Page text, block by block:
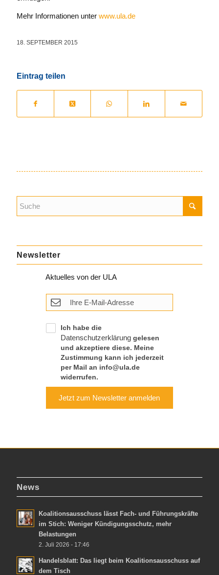
Mehr Informationen unter www.ula.de
18. SEPTEMBER 2015
Eintrag teilen
Newsletter
Jetzt zum Newsletter anmelden
Aktuelles von der ULA
Ich habe die
Datenschutzerklärung gelesen
und akzeptiere diese. Meine
Zustimmung kann ich jederzeit
per Mail an info@ula.de
widerrufen.
News
Koalitionsausschuss lässt Fach- und Führungskräfte
im Stich: Weniger Kündigungsschutz, mehr
Belastungen
2. Juli 2026 - 17:46
Handelsblatt: Das liegt beim Koalitionsausschuss auf
dem Tisch